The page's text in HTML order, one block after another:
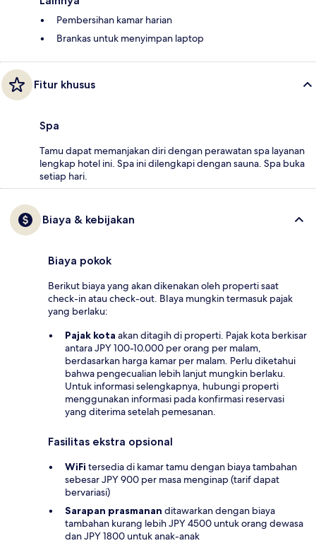
Pembersihan kamar harian
Brankas untuk menyimpan laptop
Fitur khusus
Spa
Tamu dapat memanjakan diri dengan perawatan spa layanan
lengkap hotel ini. Spa ini dilengkapi dengan sauna. Spa buka
setiap hari.
Biaya & kebijakan
Biaya pokok
Berikut biaya yang akan dikenakan oleh properti saat
check-in atau check-out. BIaya mungkin termasuk pajak
yang berlaku:
Pajak kota akan ditagih di properti. Pajak kota berkisar
antara JPY 100-10.000 per orang per malam,
berdasarkan harga kamar per malam. Perlu diketahui
bahwa pengecualian lebih lanjut mungkin berlaku.
Untuk informasi selengkapnya, hubungi properti
menggunakan informasi pada konfirmasi reservasi
yang diterima setelah pemesanan.
Fasilitas ekstra opsional
WiFi tersedia di kamar tamu dengan biaya tambahan
sebesar JPY 900 per masa menginap (tarif dapat
bervariasi)
Sarapan prasmanan ditawarkan dengan biaya
tambahan kurang lebih JPY 4500 untuk orang dewasa
dan JPY 1800 untuk anak-anak